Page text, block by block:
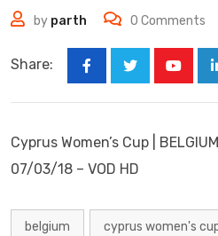
by parth 0 Comments
Share:
Cyprus Women’s Cup |
07/03/18 – VOD HD
belgium cyprus women's